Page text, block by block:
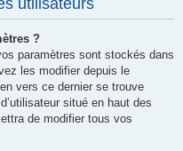
?
paramètres sont stockés dans
les modifier depuis le
vers ce dernier se trouve
situé en haut des
de modifier tous vos